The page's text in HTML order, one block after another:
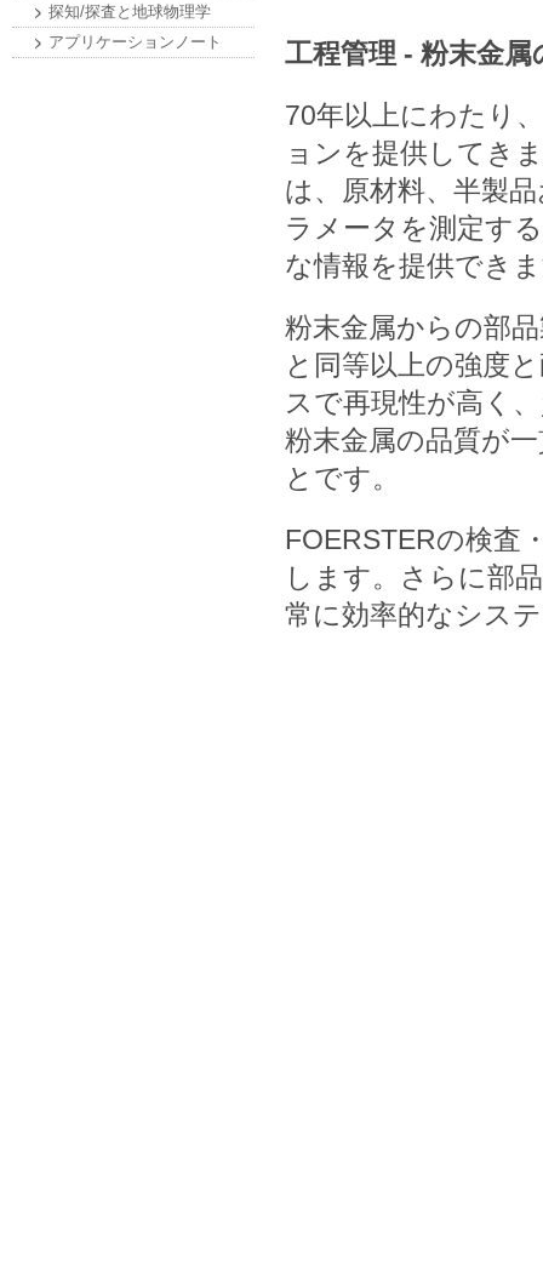
探知/探査と地球物理学
アプリケーションノート
工程管理 - 粉末金
70年以上にわたり
ョンを提供してき
は、原材料、半製
ラメータを測定す
な情報を提供でき
粉末金属からの部
と同等以上の強度
スで再現性が高く
粉末金属の品質が
とです。
FOERSTERの検査
します。さらに部
常に効率的なシス